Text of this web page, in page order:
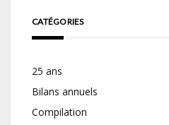
CATÉGORIES
25 ans
Bilans annuels
Compilation